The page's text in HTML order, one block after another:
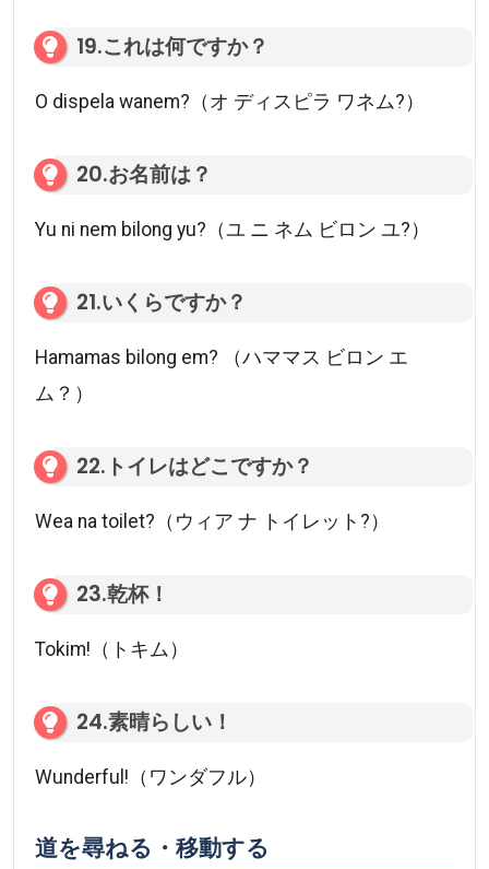
19.これは何ですか？
O dispela wanem?（オ ディスピラ ワネム?）
20.お名前は？
Yu ni nem bilong yu?（ユ ニ ネム ビロン ユ?）
21.いくらですか？
Hamamas bilong em? （ハママス ビロン エ
ム？）
22.トイレはどこですか？
Wea na toilet?（ウィア ナ トイレット?）
23.乾杯！
Tokim!（トキム）
24.素晴らしい！
Wunderful!（ワンダフル）
道を尋ねる・移動する